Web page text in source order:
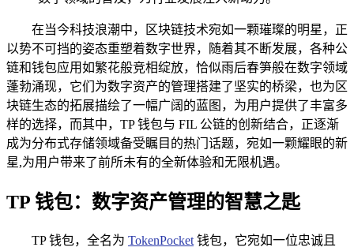
在当今科技浪潮中，区块链技术宛如一颗璀璨的明星，正
以势不可挡的姿态重塑着数字世界，随着其不断发展，各种公
链和钱包应用如繁花般竞相绽放，恰似雨后春笋般在数字领域
蓬勃涌现，它们为数字资产的管理搭建了坚实的桥梁，也为区
块链生态的拓展描绘了一幅广阔的蓝图，为用户提供了丰富多
样的选择，而其中，TP 钱包与 FIL 公链的创新结合，正逐渐
成为分布式存储领域备受瞩目的热门话题，宛如一颗耀眼的新
星,为用户带来了前所未有的全新体验和无限机遇。
TP 钱包：数字资产管理的智慧之匙
TP 钱包，全名为 TokenPocket 钱包，它宛如一位忠诚且